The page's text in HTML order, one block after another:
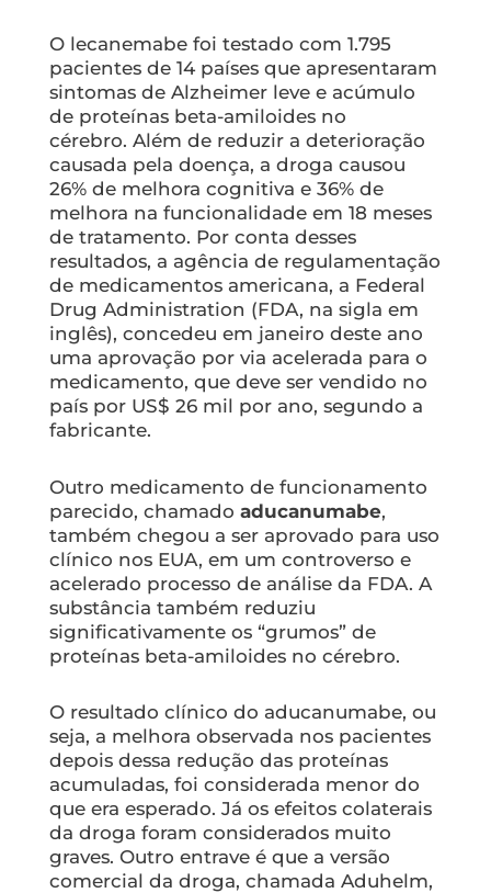
O lecanemabe foi testado com 1.795
pacientes de 14 países que apresentaram
sintomas de Alzheimer leve e acúmulo
de proteínas beta-amiloides no
cérebro. Além de reduzir a deterioração
causada pela doença, a droga causou
26% de melhora cognitiva e 36% de
melhora na funcionalidade em 18 meses
de tratamento. Por conta desses
resultados, a agência de regulamentação
de medicamentos americana, a Federal
Drug Administration (FDA, na sigla em
inglês), concedeu em janeiro deste ano
uma aprovação por via acelerada para o
medicamento, que deve ser vendido no
país por US$ 26 mil por ano, segundo a
fabricante.
Outro medicamento de funcionamento
parecido, chamado aducanumabe,
também chegou a ser aprovado para uso
clínico nos EUA, em um controverso e
acelerado processo de análise da FDA. A
substância também reduziu
significativamente os “grumos” de
proteínas beta-amiloides no cérebro.
O resultado clínico do aducanumabe, ou
seja, a melhora observada nos pacientes
depois dessa redução das proteínas
acumuladas, foi considerada menor do
que era esperado. Já os efeitos colaterais
da droga foram considerados muito
graves. Outro entrave é que a versão
comercial da droga, chamada Aduhelm,